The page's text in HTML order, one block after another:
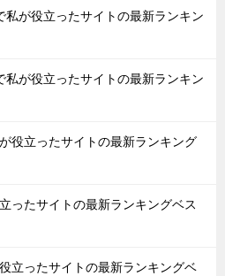
私が役立ったサイトの最新ランキン
私が役立ったサイトの最新ランキン
役立ったサイトの最新ランキング
ったサイトの最新ランキングベス
立ったサイトの最新ランキングベ